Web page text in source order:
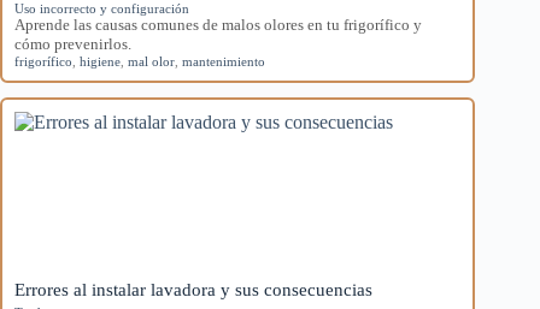
Uso incorrecto y configuración
Aprende las causas comunes de malos olores en tu frigorífico y
cómo prevenirlos.
frigorífico higiene mal olor mantenimiento
Errores al instalar lavadora y sus consecuencias